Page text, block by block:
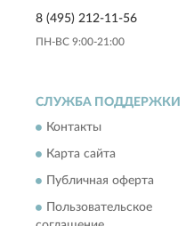
8 (495) 212-11-56
ПН-ВС 9:00-21:00
СЛУЖБА ПОДДЕРЖКИ
Контакты
Карта сайта
Публичная оферта
Пользовательское